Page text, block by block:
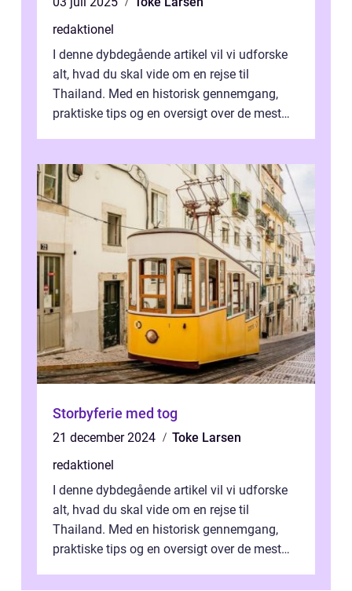
redaktionel
I denne dybdegående artikel vil vi udforske
alt, hvad du skal vide om en rejse til
Thailand. Med en historisk gennemgang,
praktiske tips og en oversigt over de mest
Storbyferie med tog
21 december 2024
Toke Larsen
redaktionel
I denne dybdegående artikel vil vi udforske
alt, hvad du skal vide om en rejse til
Thailand. Med en historisk gennemgang,
praktiske tips og en oversigt over de mest